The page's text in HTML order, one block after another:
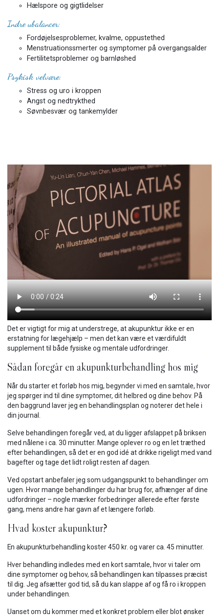
Hælspore og gigtlidelser
Indre ubalancer:
Fordøjelsesproblemer, kvalme, oppustethed
Menstruationssmerter og symptomer på overgangsalder
Fertilitetsproblemer og barnløshed
Psykisk velvære:
Stress og uro i kroppen
Angst og nedtrykthed
Søvnbesvær og tankemylder
Det er vigtigt for mig at understrege, at akupunktur ikke er en
erstatning for lægehjælp – men det kan være et værdifuldt
supplement til både fysiske og mentale udfordringer.
Sådan foregår en akupunkturbehandling hos mig
Når du starter et forløb hos mig, begynder vi med en samtale, hvor
jeg spørger ind til dine symptomer, dit helbred og dine behov. På
den baggrund laver jeg en behandlingsplan og noterer det hele i
din journal.
Selve behandlingen foregår ved, at du ligger afslappet på briksen
med nålene i ca. 30 minutter. Mange oplever ro og en let træthed
efter behandlingen, så det er en god idé at drikke rigeligt med vand
bagefter og tage det lidt roligt resten af dagen.
Ved opstart anbefaler jeg som udgangspunkt to behandlinger om
ugen. Hvor mange behandlinger du har brug for, afhænger af dine
udfordringer – nogle mærker forbedringer allerede efter første
gang, mens andre har gavn af et længere forløb.
Hvad koster akupunktur?
En akupunkturbehandling koster 450 kr. og varer ca. 45 minutter.
Hver behandling indledes med en kort samtale, hvor vi taler om
dine symptomer og behov, så behandlingen kan tilpasses præcist
til dig. Jeg afsætter god tid, så du kan slappe af og få ro i kroppen
under behandlingen.
Uanset om du kommer med et konkret problem eller blot ønsker